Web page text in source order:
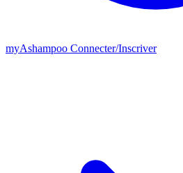
myAshampoo Connecter/Inscriver